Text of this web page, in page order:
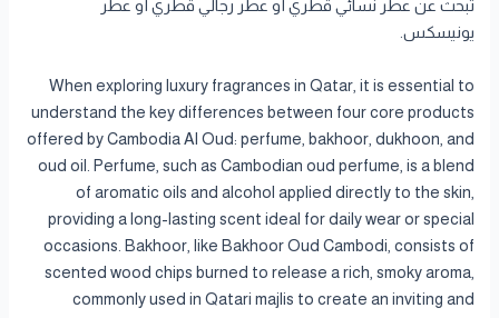
تبحث عن عطر نسائي قطري أو عطر رجالي قطري أو عطر
يونيسكس.
When exploring luxury fragrances in Qatar, it is essential to
understand the key differences between four core products
offered by Cambodia Al Oud: perfume, bakhoor, dukhoon, and
oud oil. Perfume, such as Cambodian oud perfume, is a blend
of aromatic oils and alcohol applied directly to the skin,
providing a long-lasting scent ideal for daily wear or special
occasions. Bakhoor, like Bakhoor Oud Cambodi, consists of
scented wood chips burned to release a rich, smoky aroma,
commonly used in Qatari majlis to create an inviting and